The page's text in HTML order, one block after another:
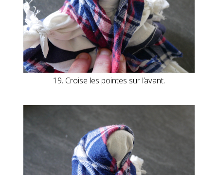
19. Croise les pointes sur l’avant.